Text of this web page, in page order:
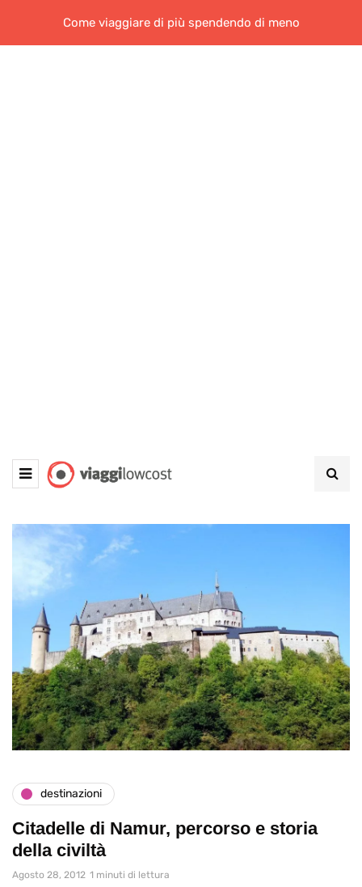
Come viaggiare di più spendendo di meno
destinazioni
Citadelle di Namur, percorso e storia
della civiltà
Agosto 28, 2012 1 minuti di lettura